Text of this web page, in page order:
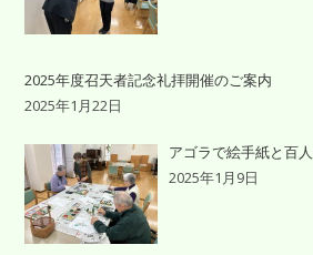
2025年度召天者記念礼拝開催のご案内
2025年1月22日
アゴラで絵手紙と百
2025年1月9日